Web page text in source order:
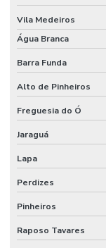
Destilador de
Dispensador para
Dispensador
Eletrodo de ph
Eletrodo de ph preço
Equipamentos
Vila Medeiros
Água Branca
Barra Funda
Alto de Pinheiros
Freguesia do Ó
Jaraguá
Lapa
Perdizes
Pinheiros
Raposo Tavares